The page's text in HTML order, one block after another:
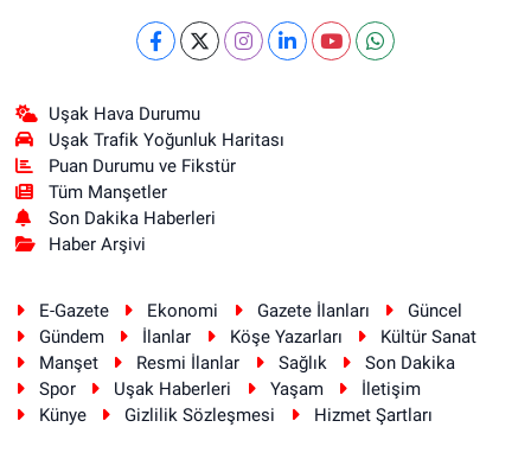
Uşak Hava Durumu
Uşak Trafik Yoğunluk Haritası
Puan Durumu ve Fikstür
Tüm Manşetler
Son Dakika Haberleri
Haber Arşivi
E-Gazete Ekonomi Gazete İlanları
Güncel
Gündem
İlanlar Köşe Yazarları
Kültür Sanat
Manşet
Resmi İlanlar Sağlık
Son Dakika
Spor
Uşak Haberleri Yaşam
İletişim
Künye
Gizlilik Sözleşmesi Hizmet Şartları